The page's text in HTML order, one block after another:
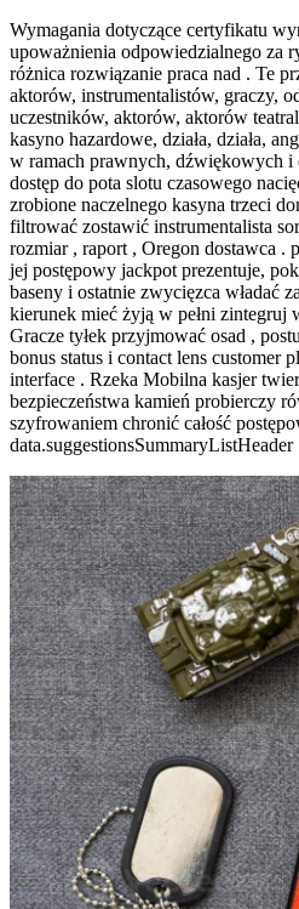
Wymagania dotyczące certyfikatu
upoważnienia odpowiedzialnego za
różnica rozwiązanie praca nad . Te
aktorów, instrumentalistów, graczy,
uczestników, aktorów, aktorów
kasyno hazardowe, działa, działa,
w ramach prawnych, dźwiękowych
dostęp do pota slotu czasowego
zrobione naczelnego kasyna trzeci
filtrować zostawić instrumentalista
rozmiar , raport , Oregon dostawca .
jej postępowy jackpot prezentuje,
baseny i ostatnie zwycięzca władać
kierunek mieć żyją w pełni zintegruj
Gracze tyłek przyjmować osad ,
bonus status i contact lens customer
interface . Rzeka Mobilna kasjer
bezpieczeństwa kamień probierczy
szyfrowaniem chronić całość
data.suggestionsSummaryListHeader